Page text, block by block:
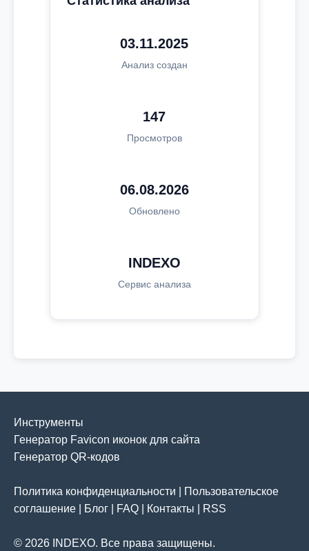
03.11.2025
Анализ создан
147
Просмотров
06.08.2026
Обновлено
INDEXO
Сервис анализа
Инструменты
Генератор Favicon иконок для сайта
Генератор QR-кодов
Политика конфиденциальности
Пользовательское
соглашение
Блог FAQ Контакты RSS
© 2026 INDEXO. Все права защищены.